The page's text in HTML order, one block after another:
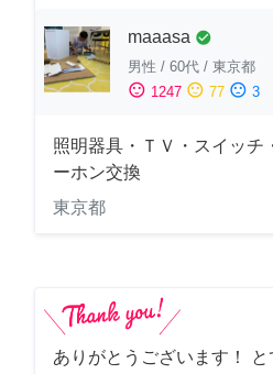
maaasa check_circle
男性 / 60代 / 東京都
sentiment_satisfied 1247 sentiment_neutral 77 sentiment_dissatisfied 3
照明器具・ＴＶ・スイッチ
ーホン交換
東京都
ありがとうございます！